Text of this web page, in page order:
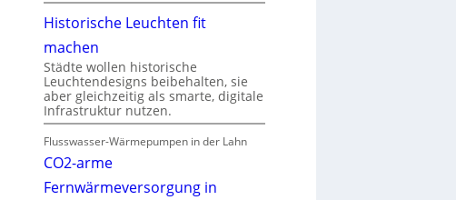
Historische Leuchten fit
machen
Städte wollen historische
Leuchtendesigns beibehalten, sie
aber gleichzeitig als smarte, digitale
Infrastruktur nutzen.
Flusswasser-Wärmepumpen in der Lahn
CO2-arme
Fernwärmeversorgung in